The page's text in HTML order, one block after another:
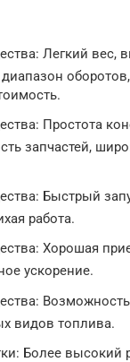
Легкий вес,
Простота
запчастей,
Быстрый
работа.
Хорошая
ускорение.
видов топлива.
Более высокий